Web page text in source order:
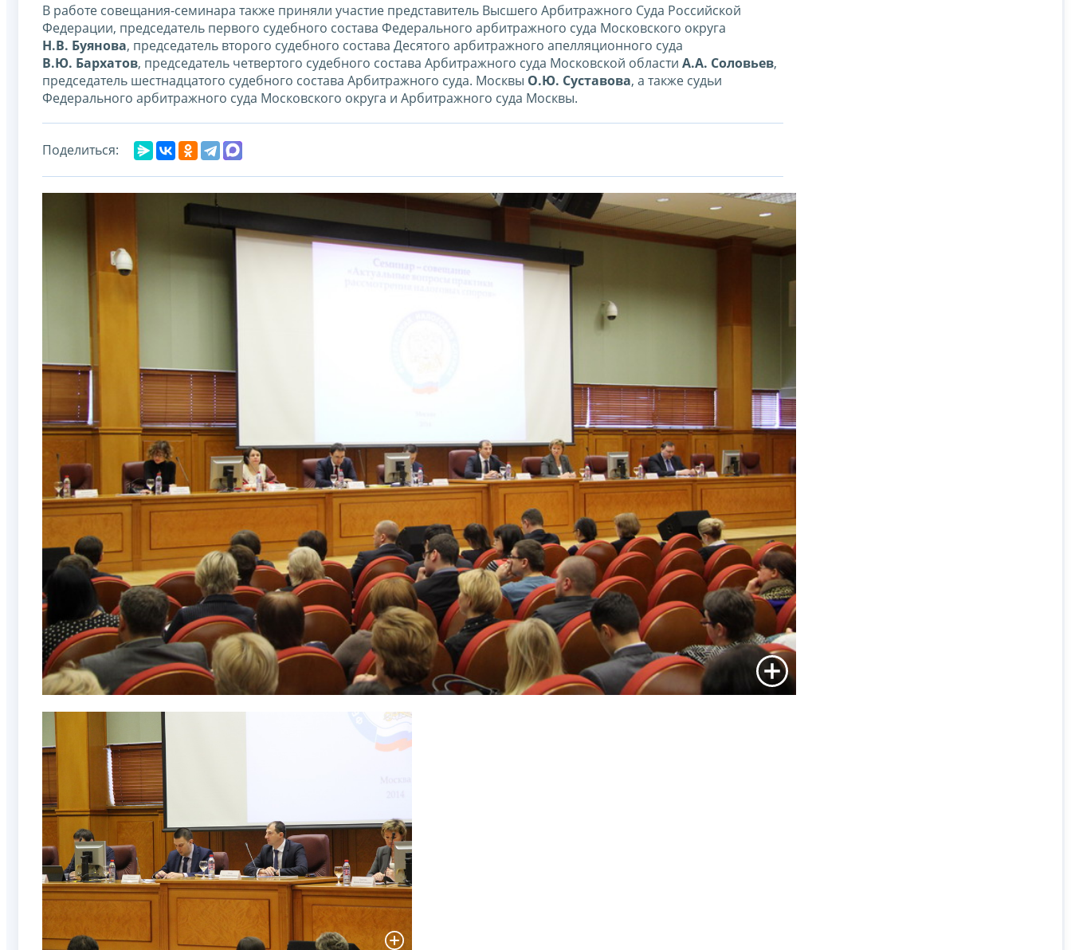
В работе совещания-семинара также приняли участие представитель Высшего Арбитражного Суда Российской
Федерации, председатель первого судебного состава Федерального арбитражного суда Московского округа
Н.В. Буянова, председатель второго судебного состава Десятого арбитражного апелляционного суда
В.Ю. Бархатов, председатель четвертого судебного состава Арбитражного суда Московской области А.А. Соловьев,
председатель шестнадцатого судебного состава Арбитражного суда. Москвы О.Ю. Суставова, а также судьи
Федерального арбитражного суда Московского округа и Арбитражного суда Москвы.
Поделиться: